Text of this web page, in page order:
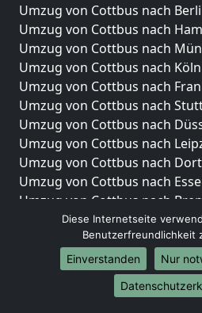
Umzug von Cottbus nach
Umzug von Cottbus nach
Umzug von Cottbus nach
Umzug von Cottbus nach Köln
Umzug von Cottbus nach
Umzug von Cottbus nach
Umzug von Cottbus nach
Umzug von Cottbus nach
Umzug von Cottbus nach
Umzug von Cottbus nach
Umzug von Cottbus nach
Umzug von Cottbus nach
Umzug von Cottbus nach
Umzug von Cottbus nach
Umzug von Cottbus nach
Umzug von Cottbus nach
Diese Internetseite
Benutzerfreundlichkeit
Einverstanden
Nur